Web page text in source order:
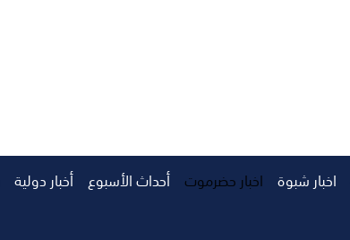
اخبار شبوة اخبار حضرموت أحداث الأسبوع أخبار دولية